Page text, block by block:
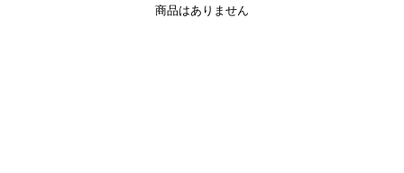
商品はありません